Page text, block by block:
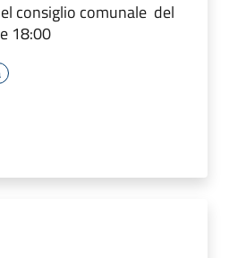
consiglio comunale del
18:00